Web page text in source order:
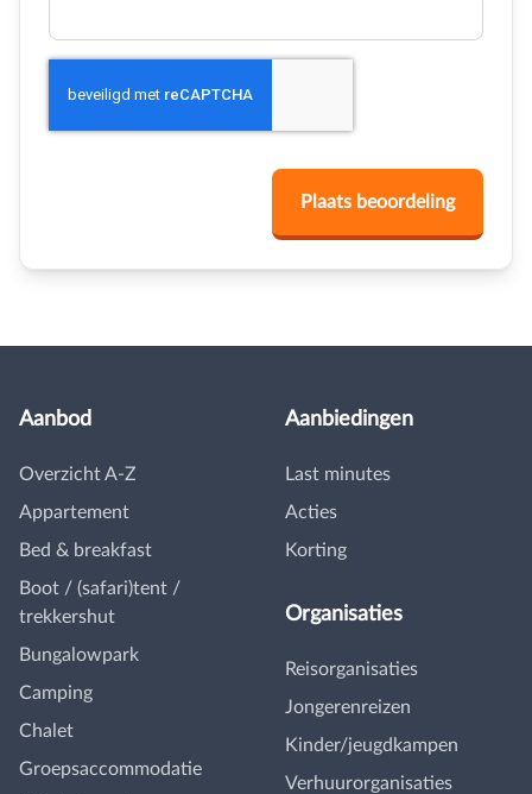
Aanbod
Overzicht A-Z
Appartement
Bed & breakfast
Boot / (safari)tent /
trekkershut
Bungalowpark
Camping
Chalet
Groepsaccommodatie
Aanbiedingen
Last minutes
Acties
Korting
Organisaties
Reisorganisaties
Jongerenreizen
Kinder/jeugdkampen
Verhuurorganisaties